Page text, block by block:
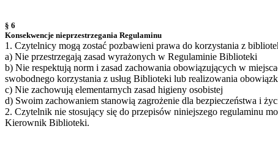
§ 6
Konsekwencje nieprzestrzegania Regulaminu
1. Czytelnicy mogą zostać pozbawieni prawa do korzystania z
a) Nie przestrzegają zasad wyrażonych w Regulaminie Biblioteki
b) Nie respektują norm i zasad zachowania obowiązujących w
swobodnego korzystania z usług Biblioteki lub realizowania
c) Nie zachowują elementarnych zasad higieny osobistej
d) Swoim zachowaniem stanowią zagrożenie dla bezpieczeństwa i
2. Czytelnik nie stosujący się do przepisów niniejszego regulaminu
Kierownik Biblioteki.